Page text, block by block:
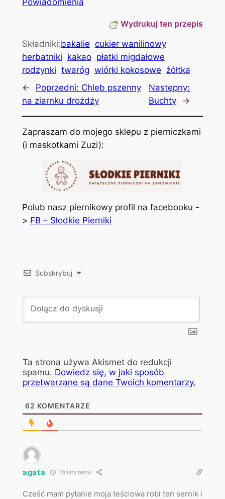
Powiadomienia
Wydrukuj ten przepis
Składniki:bakalie cukier wanilinowy
herbatniki kakao płatki migdałowe
rodzynki twaróg wiórki kokosowe żółtka
←
Poprzedni: Chleb pszenny
na ziarnku drożdży
Następny:
Buchty
→
Zapraszam do mojego sklepu z pierniczkami
(i maskotkami Zuzi):
Polub nasz piernikowy profil na facebooku -
> FB – Słodkie Pierniki
Subskrybuj
Ta strona używa Akismet do redukcji
spamu. Dowiedz się, w jaki sposób
przetwarzane są dane Twoich komentarzy.
62 KOMENTARZE
agata 10 lata temu
Cześć mam pytanie moja teściowa robi ten sernik i